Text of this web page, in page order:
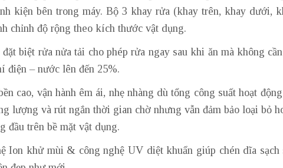
kiện bên trong máy. Bộ 3 khay rửa (khay trên, khay dưới,
chỉnh độ rộng theo kích thước vật dụng.
biệt rửa nửa tải cho phép rửa ngay sau khi ăn mà không
điện – nước lên đến 25%.
cao, vận hành êm ái, nhẹ nhàng dù tổng công suất hoạt
lượng và rút ngắn thời gian chờ nhưng vẫn đảm bảo loại bỏ
đầu trên bề mặt vật dụng.
Ion khử mùi & công nghệ UV diệt khuẩn giúp chén dĩa sạch